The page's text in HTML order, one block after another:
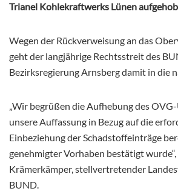
Trianel Kohlekraftwerks Lünen
Wegen der Rückverweisung an das
geht der langjährige Rechtsstreit des
Bezirksregierung Arnsberg damit in die
„Wir begrüßen die Aufhebung des
unsere Auffassung in Bezug auf die
Einbeziehung der Schadstoffeinträge
genehmigter Vorhaben bestätigt
Krämerkämper, stellvertretender
BUND.